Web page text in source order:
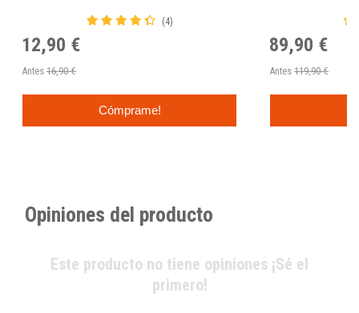
(4)
12,90 €
Antes 16,90 €
Cómprame!
89,90 €
Antes 119,90 €
Opiniones del producto
Este producto no tiene opiniones ¡Sé el
primero!